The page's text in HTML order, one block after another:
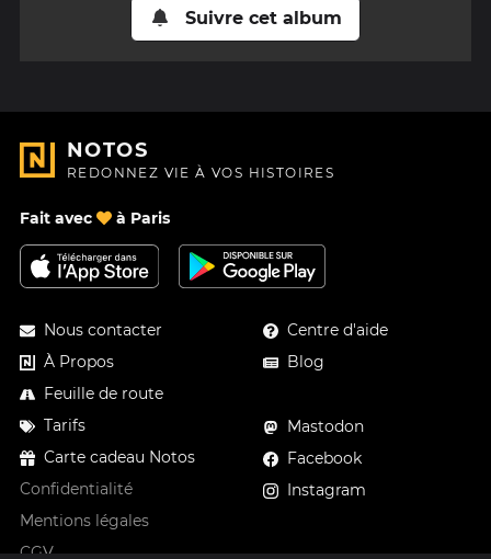
Suivre cet album
NOTOS
REDONNEZ VIE À VOS HISTOIRES
Fait avec à Paris
Nous contacter
À Propos
Feuille de route
Tarifs
Carte cadeau Notos
Confidentialité
Mentions légales
CGV
Centre d'aide
Blog
Mastodon
Facebook
Instagram